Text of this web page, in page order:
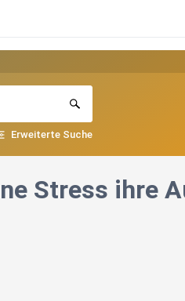
Erweiterte Suche
Stress ihre